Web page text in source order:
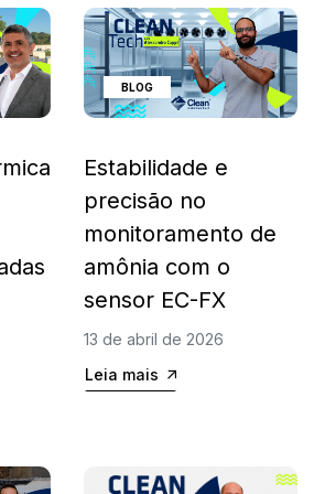
BLOG
Estabilidade e
precisão no
monitoramento de
amônia com o
sensor EC-FX
13 de abril de 2026
Leia mais